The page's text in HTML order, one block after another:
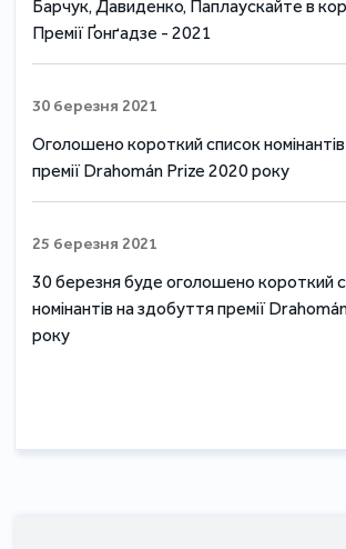
Барчук, Давиденко, Паплаускайте в
Премії Ґонґадзе - 2021
30 березня 2021
Оголошено короткий список
премії Drahomán Prize 2020 року
25 березня 2021
30 березня буде оголошено короткий
номінантів на здобуття премії
року